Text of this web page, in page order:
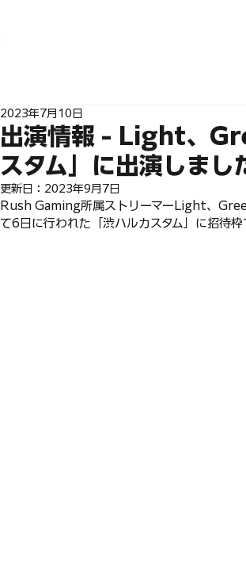
出演情報 - Light、
スタム」に出演しまし
2023年7月10日
更新日： 2023年9月7日
Rush Gaming所属ストリーマーLight、
て6日に行われた「渋ハルカスタム」に招待枠